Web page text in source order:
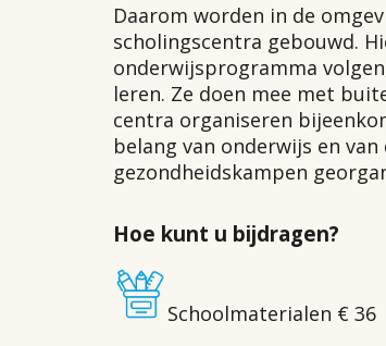
Daarom worden in de
scholingscentra gebouwd.
onderwijsprogramma
leren. Ze doen mee met
centra organiseren
belang van onderwijs en
gezondheidskampen
Hoe kunt u bijdragen?
Schoolmaterialen € 36